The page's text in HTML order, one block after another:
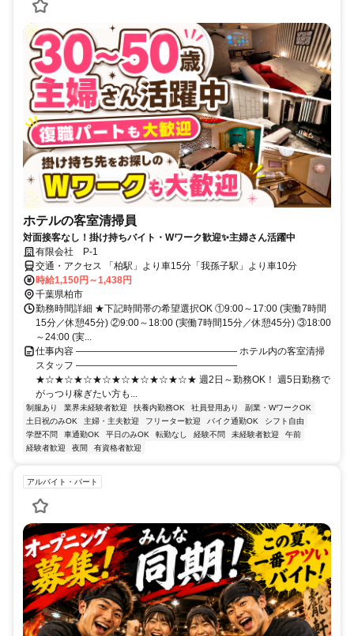
ホテルの客室清掃員
対面接客なし！掛け持ちバイト・Wワーク歓迎✨主婦さん活躍中
有限会社 P-1
交通・アクセス 「柏駅」より車15分「我孫子駅」より車10分
時給1,150円～1,438円
千葉県柏市
勤務時間詳細 ★下記時間帯の希望選択OK ①9:00～17:00 (実働7時間
15分／休憩45分) ②9:00～18:00 (実働7時間15分／休憩45分) ③18:00
～24:00 (実...
仕事内容 ――――――――――――――――― ホテル内の客室清掃
スタッフ ―――――――――――――――――
★☆★☆★☆★☆★☆★☆★☆★☆★ 週2日～勤務OK！ 週5日勤務で
がっつり稼ぎたい方も...
制服あり 業界未経験者歓迎 扶養内勤務OK 社員登用あり
副業・WワークOK
土日祝のみOK
主婦・主夫歓迎 フリーター歓迎 バイク通勤OK
シフト自由
学歴不問
車通勤OK 平日のみOK 転勤なし 経験不問 未経験者歓迎
午前
経験者歓迎
夜間 有資格者歓迎
アルバイト・パート